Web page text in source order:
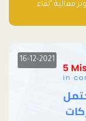
فعالية "لقاء
المؤسسات
16-12-2021